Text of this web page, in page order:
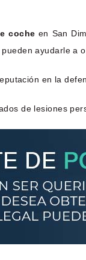
coche en San
ayudarle a
en la
de lesiones